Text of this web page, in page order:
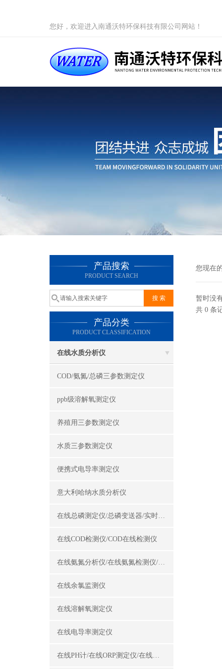
您好，欢迎进入南通沃特环保科技有限公司网站！
产品搜索
PRODUCT SEARCH
产品分类
PRODUCT CLASSIFICATION
在线水质分析仪
COD/氨氮/总磷三参数测定仪
ppb级溶解氧测定仪
养殖用三参数测定仪
水质三参数测定仪
便携式电导率测定仪
意大利哈纳水质分析仪
在线总磷测定仪/总磷变送器/实时总磷监测仪
在线COD检测仪/COD在线检测仪
在线氨氮分析仪/在线氨氮检测仪/氨氮变送器
在线余氯监测仪
在线溶解氧测定仪
在线电导率测定仪
在线PH计/在线ORP测定仪/在线酸碱度计
您现在
暂时没
共 0 条